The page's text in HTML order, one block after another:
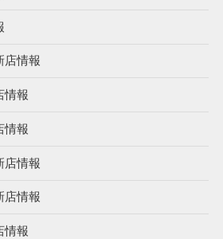
店情報
情報
情報
店情報
店情報
情報